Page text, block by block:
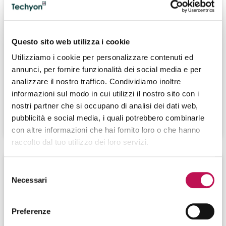
Questo sito web utilizza i cookie
Utilizziamo i cookie per personalizzare contenuti ed
annunci, per fornire funzionalità dei social media e per
analizzare il nostro traffico. Condividiamo inoltre
informazioni sul modo in cui utilizzi il nostro sito con i
nostri partner che si occupano di analisi dei dati web,
pubblicità e social media, i quali potrebbero combinarle
con altre informazioni che hai fornito loro o che hanno
raccolto dal tuo utilizzo dei loro servizi.
delNecessari
Preferenze
IT Project Manager: principali
responsabilità e skill
L’IT Project Manager è il professionista responsabile
dei progetti IT aziendali. Egli sovrintende tali progetti in
CONTINUA A LEGGERE